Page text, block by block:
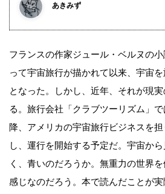
あきみず
フランスの作家ジュール・ベルヌの
って宇宙旅行が描かれて以来、宇宙
となった。しかし、近年、それが現
る。旅行会社「クラブツーリズム」
降、アメリカの宇宙旅行ビジネスを
し、運行を開始する予定だ。宇宙か
く、青いのだろうか。無重力の世界
感じなのだろう。本で読んだことが